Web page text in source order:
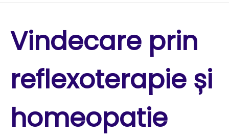
Vindecare prin
reflexoterapie și
homeopatie